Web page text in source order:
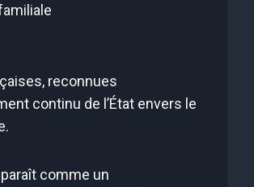
reconnues
continu de l’État envers le
comme un